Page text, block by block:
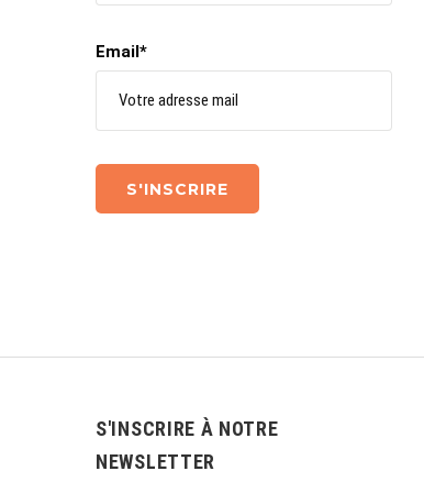
Email*
S'INSCRIRE À NOTRE
NEWSLETTER